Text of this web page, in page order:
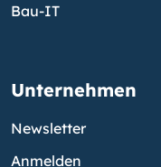
Bau-IT
Unternehmen
Newsletter
Anmelden